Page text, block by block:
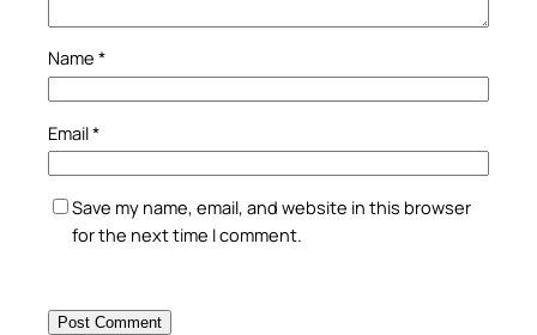
Name *
Email*
Save my name, email, and website in this browser
for the next time I comment.